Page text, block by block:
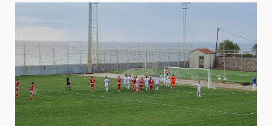
τελικό
Αετός,
παράπονα
για
τον
Αιγέα!
–
ΑΘΛΗΤΙΚΟ
ΜΕΤΩΠΟ